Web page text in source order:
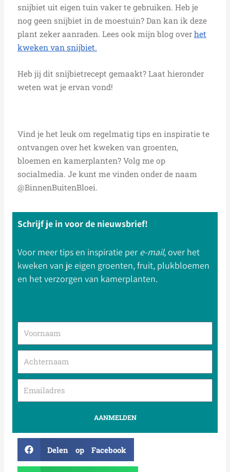
snijbiet uit eigen tuin vaker te gebruiken. Heb je
nog geen snijbiet in de moestuin? Dan kan ik deze
plant zeker aanraden. Lees ook mijn blog over het
kweken van snijbiet.
Heb jij dit snijbietrecept gemaakt? Laat hieronder
weten wat je ervan vond!
Vind je het leuk om regelmatig tips en inspiratie te
ontvangen over het kweken van groenten,
bloemen en kamerplanten? Volg me op
socialmedia. Je kunt me vinden onder de naam
@BinnenBuitenBloei.
Schrijf je in voor de nieuwsbrief!
Voor meer tips en inspiratie pere-mail, over het
kweken van je eigen groenten, fruit, plukbloemen
en het verzorgen van kamerplanten.
AANMELDEN
Delen op Facebook